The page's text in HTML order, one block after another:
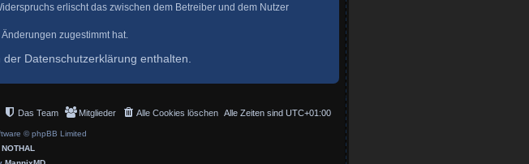
erlischt das zwischen dem Betreiber und dem Nutzer
zugestimmt hat.
Datenschutzerklärung enthalten.
Alle Zeiten sind UTC+01:00
Alle Cookies löschen
Mitglieder
Das Team
© phpBB Limited
NOTHAL